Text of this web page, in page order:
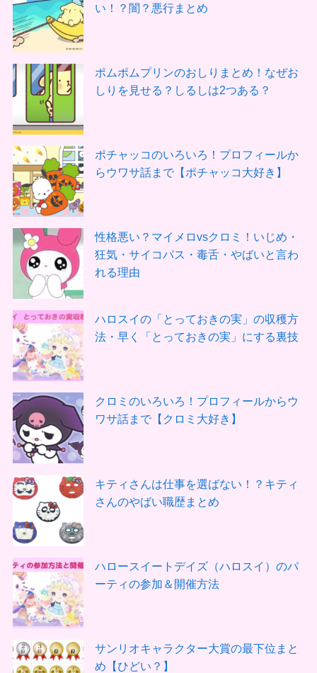
い！？闇？悪行まとめ
ポムポムプリンのおしりまとめ！なぜお
しりを見せる？しるしは2つある？
ポチャッコのいろいろ！プロフィールか
らウワサ話まで【ポチャッコ大好き】
性格悪い？マイメロvsクロミ！いじめ・
狂気・サイコパス・毒舌・やばいと言わ
れる理由
ハロスイの「とっておきの実」の収穫方
法・早く「とっておきの実」にする裏技
クロミのいろいろ！プロフィールからウ
ワサ話まで【クロミ大好き】
キティさんは仕事を選ばない！？キティ
さんのやばい職歴まとめ
ハロースイートデイズ（ハロスイ）のパ
ーティの参加＆開催方法
サンリオキャラクター大賞の最下位まと
め【ひどい？】